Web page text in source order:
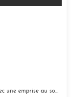
de 20 %, de nombreuses...